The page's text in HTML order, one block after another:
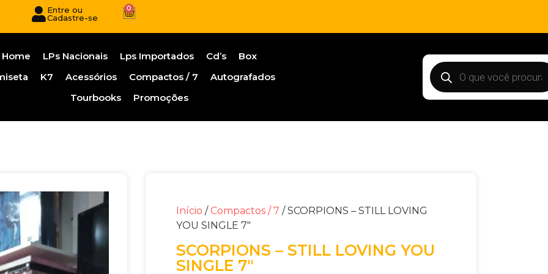
Entre ou
Cadastre-se
0
Home LPs Nacionais Lps Importados Cd’s
Box
K7 Acessórios Compactos / 7
Autografados
Tourbooks
Promoções
Início / Compactos / 7 / SCORPIONS – STILL LOVING
YOU SINGLE 7″
SCORPIONS – STILL LOVING YOU
SINGLE 7″